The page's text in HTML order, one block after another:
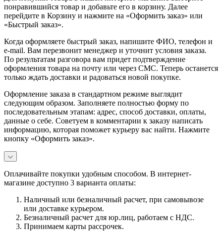
понравившийся товар и добавьте его в корзину. Далее
перейдите в Корзину и нажмите на «Оформить заказ» или
«Быстрый заказ».
Когда оформляете быстрый заказ, напишите ФИО, телефон и
e-mail. Вам перезвонит менеджер и уточнит условия заказа.
По результатам разговора вам придет подтверждение
оформления товара на почту или через СМС. Теперь останется
только ждать доставки и радоваться новой покупке.
Оформление заказа в стандартном режиме выглядит
следующим образом. Заполняете полностью форму по
последовательным этапам: адрес, способ доставки, оплаты,
данные о себе. Советуем в комментарии к заказу написать
информацию, которая поможет курьеру вас найти. Нажмите
кнопку «Оформить заказ».
Оплачивайте покупки удобным способом. В интернет-
магазине доступно 3 варианта оплаты:
Наличный или безналичный расчет, при самовывозе
или доставке курьером.
Безналичный расчет для юр.лиц, работаем с НДС.
Принимаем карты рассрочек.